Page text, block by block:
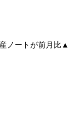
ノートが前月比▲